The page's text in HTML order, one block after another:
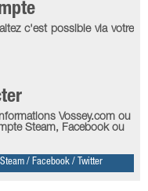
c'est possible via votre
Vossey.com ou
Steam, Facebook ou
/ Facebook / Twitter